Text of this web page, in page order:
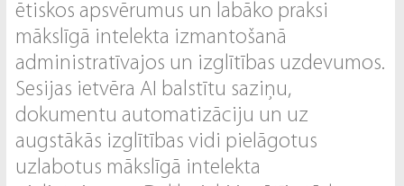
ētiskos apsvērumus un labāko praksi
mākslīgā intelekta izmantošanā
administratīvajos un izglītības uzdevumos.
Sesijas ietvēra AI balstītu saziņu,
dokumentu automatizāciju un uz
augstākās izglītības vidi pielāgotus
uzlabotus mākslīgā intelekta